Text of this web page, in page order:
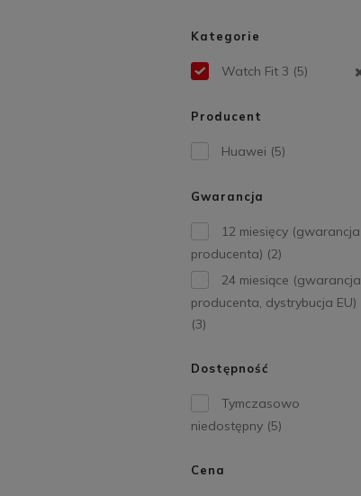
Kategorie
Watch Fit 3 (5)
Producent
Huawei (5)
Gwarancja
12 miesięcy (gwarancja
producenta) (2)
24 miesiące (gwarancja
producenta, dystrybucja EU)
(3)
Dostępność
Tymczasowo
niedostępny (5)
Cena